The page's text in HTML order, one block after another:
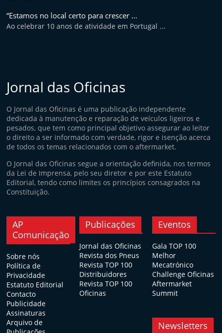
“Estamos no local certo para crescer ...
Ao celebrar 10 anos de atividade em Portugal ...
Jornal das Oficinas
O Jornal das Oficinas é uma publicação independente
dedicada à manutenção e reparação de veículos ligeiros e
pesados, que tem como principal objetivo assegurar ao leitor
o direito a ser informado com verdade, rigor e isenção acerca
de todos os temas relacionados com o aftermarket.
O Jornal das Oficinas segue a orientação definida, nos termos
da Lei de Imprensa, pelo seu diretor e por este Estatuto
Editorial, tendo como limites os princípios consagrados na
Constituição.
AP
Comunicação
Sobre nós
Política de
Privacidade
Estatuto Editorial
Contacto
Publicidade
Assinaturas
Arquivo de
Publicações
Jornal das Oficinas
Revista dos Pneus
Revista TOP 100
Distribuidores
Revista TOP 100
Oficinas
Eventos
Gala TOP 100
Melhor
Mecatrónico
Challenge Oficinas
Aftermarket
Summit
Newsletters